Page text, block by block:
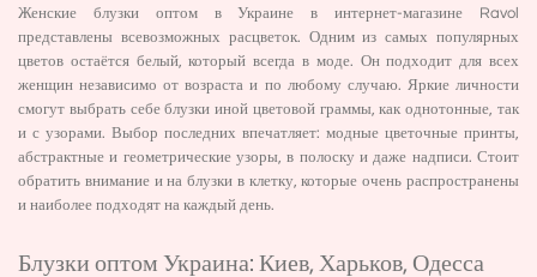
Женские блузки оптом в Украине в интернет-магазине Ravol
представлены всевозможных расцветок. Одним из самых популярных
цветов остаётся белый, который всегда в моде. Он подходит для всех
женщин независимо от возраста и по любому случаю. Яркие личности
смогут выбрать себе блузки иной цветовой граммы, как однотонные, так
и с узорами. Выбор последних впечатляет: модные цветочные принты,
абстрактные и геометрические узоры, в полоску и даже надписи. Стоит
обратить внимание и на блузки в клетку, которые очень распространены
и наиболее подходят на каждый день.
Блузки оптом Украина: Киев, Харьков, Одесса